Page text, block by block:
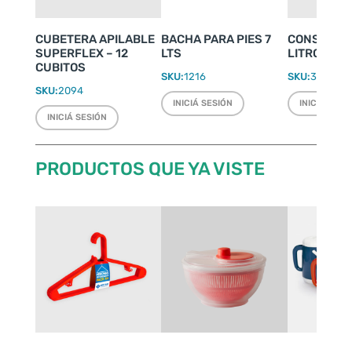
CUBETERA APILABLE
SUPERFLEX – 12
CUBITOS
SKU:2094
INICIÁ SESIÓN
BACHA PARA PIES 7
LTS
SKU:1216
INICIÁ SESIÓN
LITROS
SKU:3510
INICIÁ
PRODUCTOS QUE YA VISTE